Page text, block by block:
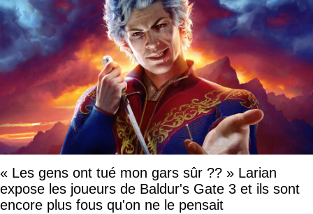
« Les gens ont tué mon gars sûr ?? » Larian
expose les joueurs de Baldur's Gate 3 et ils sont
encore plus fous qu'on ne le pensait